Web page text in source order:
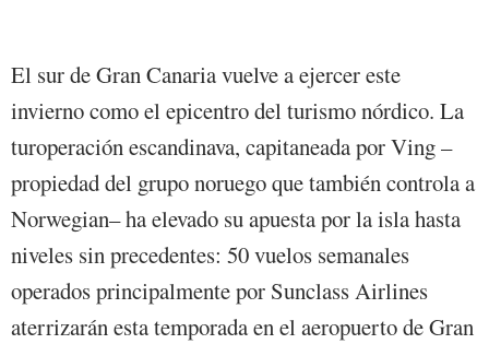
El sur de Gran Canaria vuelve a ejercer este
invierno como el epicentro del turismo nórdico. La
turoperación escandinava, capitaneada por Ving –
propiedad del grupo noruego que también controla a
Norwegian– ha elevado su apuesta por la isla hasta
niveles sin precedentes: 50 vuelos semanales
operados principalmente por Sunclass Airlines
aterrizarán esta temporada en el aeropuerto de Gran